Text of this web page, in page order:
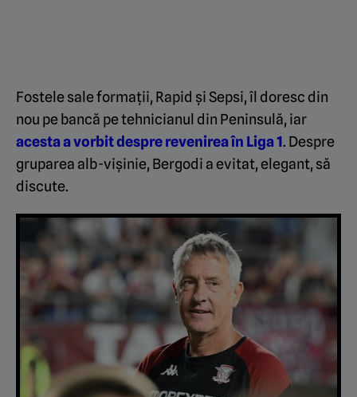
Fostele sale formații, Rapid și Sepsi, îl doresc din
nou pe bancă pe tehnicianul din Peninsulă, iar
acesta a vorbit despre revenirea în Liga 1. Despre
gruparea alb-vișinie, Bergodi a evitat, elegant, să
discute.